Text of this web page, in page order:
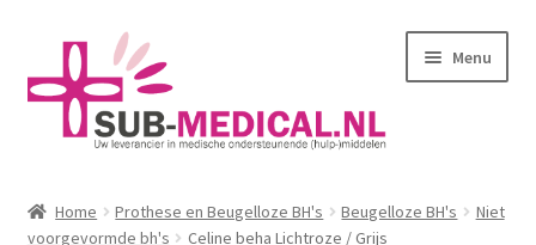
door
naar
navigatie
naar
de
inhoud
Menu
Home Prothese en Beugelloze BH's Beugelloze BH's
Niet
voorgevormde bh's
Celine beha Lichtroze / Grijs